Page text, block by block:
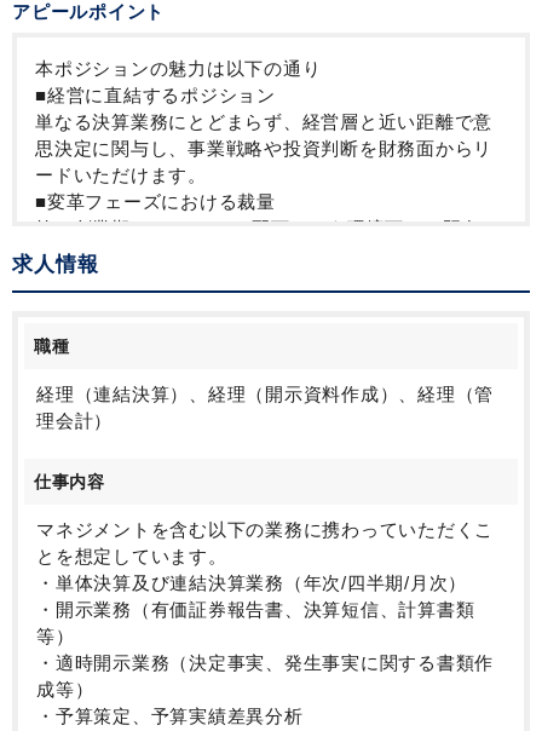
アピールポイント
本ポジションの魅力は以下の通り
■経営に直結するポジション
単なる決算業務にとどまらず、経営層と近い距離で意
思決定に関与し、事業戦略や投資判断を財務面からリ
ードいただけます。
■変革フェーズにおける裁量
第二創業期・PEファンド配下という環境下で、既存の
仕組みに捉われず、財務経理体制の構築や業務改革
（BPR）を主導いただけます。
Exitを見据えたガバナンス強化・体制整備に関与でき
る可能性があり、キャリアとして希少性の高い経験を
積むことができます。
■柔軟な働き方
り、パフォーマンスを最大化できる柔軟な働き方を実
現できます。
集中して業務に取り組むリモート環境と、経営層や事
業部門と密に連携する出社のバランスを取りながら、
効率的かつ質の高いアウトプットが求められる環境で
す。
求人情報
職種
経理（連結決算）、経理（開示資料作成）、経理（管
理会計）
仕事内容
マネジメントを含む以下の業務に携わっていただくこ
とを想定しています。
・単体決算及び連結決算業務（年次/四半期/月次）
・開示業務（有価証券報告書、決算短信、計算書類
等）
・適時開示業務（決定事実、発生事実に関する書類作
成等）
・予算策定、予算実績差異分析